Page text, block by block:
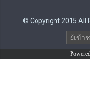
© Copyright 2015 All
ผู้เข้า